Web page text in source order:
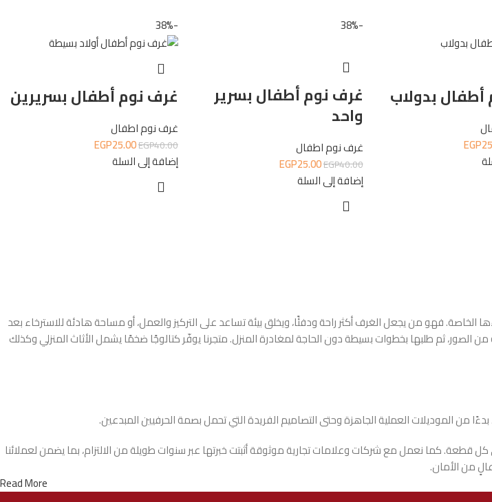
بدولاب
EGP
-38%
غرف نوم أطفال بسرير
واحد
غرف نوم اطفال
EGP40.00
EGP25.00
إضافة إلى السلة
-38%
غرف نوم أطفال بسريرين
غرف نوم اطفال
EGP40.00
EGP25.00
إضافة إلى السلة
فهو من يجعل الغرف أكثر راحة ودفئًا، ويخلق بيئة تساعد على التركيز والعمل، أو مساحة هادئة للاسترخاء بعد
الصور، ثم طلبها بخطوات بسيطة دون الحاجة لمغادرة المنزل. متجرنا يوفّر كتالوجًا ضخمًا يشمل الأثاث المنزلي وكذلك
من الموديلات العملية الجاهزة وحتى التصاميم الفريدة التي تحمل بصمة الحرفيين المبدعين.
قطعة. كما نعمل مع شركات وعلامات تجارية موثوقة أثبتت خبرتها عبر سنوات طويلة من الالتزام، بما يضمن لعملائنا
من الأمان.
Read More